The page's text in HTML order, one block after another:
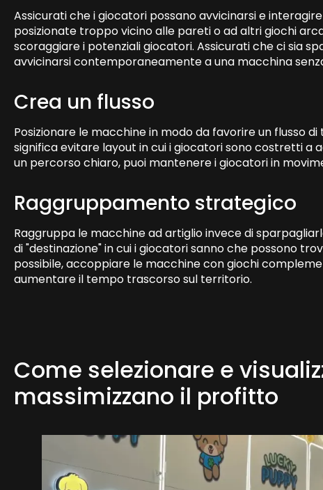
Assicurati che i giocatori possano avvicinarsi e
posizionate troppo vicino alle pareti o ad altri giochi
scoraggiare i potenziali giocatori. Assicurati che ci sia
avvicinarsi contemporaneamente a una macchina
Crea un flusso
Posizionare le macchine in modo da favorire un flusso
significa evitare layout in cui i giocatori sono costretti a
un percorso chiaro, puoi mantenere i giocatori in
Raggruppamento strategico
Raggruppa le macchine ad artiglio invece di
di "destinazione" in cui i giocatori sanno che possono
possibile, accoppiare le macchine con giochi
aumentare il tempo trascorso sul territorio.
Come selezionare e
massimizzano il profitto